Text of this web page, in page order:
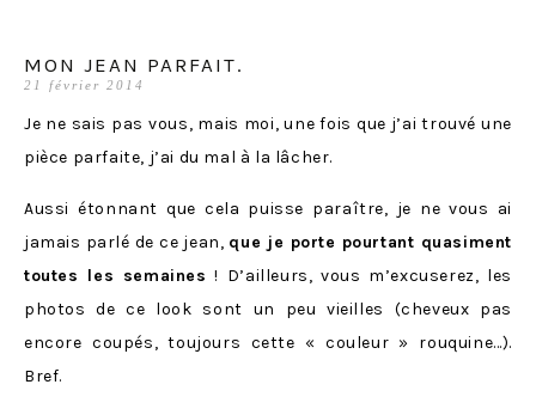
MON JEAN PARFAIT.
21 février 2014
Je ne sais pas vous, mais moi, une fois que j’ai trouvé une
pièce parfaite, j’ai du mal à la lâcher.
Aussi étonnant que cela puisse paraître, je ne vous ai
jamais parlé de ce jean, que je porte pourtant quasiment
toutes les semaines ! D’ailleurs, vous m’excuserez, les
photos de ce look sont un peu vieilles (cheveux pas
encore coupés, toujours cette « couleur » rouquine…).
Bref.